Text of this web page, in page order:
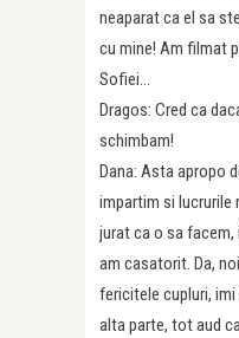
neaparat ca el sa
cu mine! Am filmat
Sofiei…
Dragos: Cred ca
schimbam!
Dana: Asta apropo
impartim si lucrurile
jurat ca o sa facem,
am casatorit. Da,
fericitele cupluri, imi
alta parte, tot aud